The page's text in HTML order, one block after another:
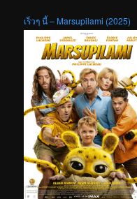
เร็วๆ นี้ – Marsupilami (2025)